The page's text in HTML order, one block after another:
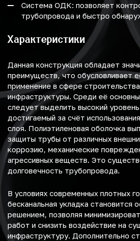
Система ОДК: позволяет
трубопровода и быстро
Характеристики
Данная конструкция обладает
преимуществ, что обусловливает
применение в сфере
инфраструктуры. Среди её
следует выделить высокий
достигаемый за счёт
слоя. Полиэтиленовая оболочка
защиты трубы от различных
коррозию, механические
агрессивных веществ. Это
долговечность трубопровода.
В условиях современных плотных
бесканальная укладка становится
решением, позволяя
работ и снизить воздействие на
инфраструктуру. Дополнительно